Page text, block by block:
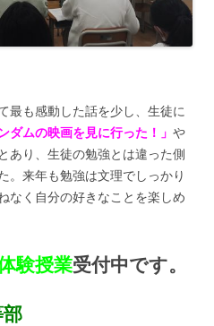
最も感動した話を少し、生徒に
ンダムの映画を見に行った！」 や
とあり、生徒の勉強とは違った側
。来年も勉強は文理でしっかり
なく自分の好きなことを楽しめ
験授業受付中です。